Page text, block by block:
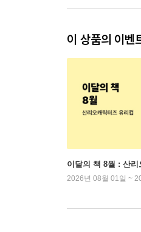
이 상품의 이벤
이달의 책 8월 : 산리
2026년 08월 01일 ~